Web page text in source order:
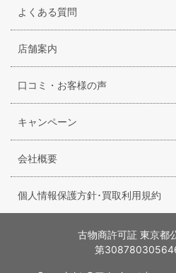
よくある質問
店舗案内
口コミ・お客様の声
キャンペーン
会社概要
個人情報保護方針･買取利用規約
古物商許可証 東京都
第